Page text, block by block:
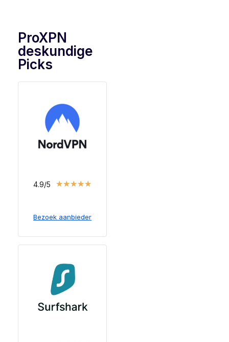
ProXPN
deskundige
Picks
4.9/5 ★★★★★
Bezoek aanbieder